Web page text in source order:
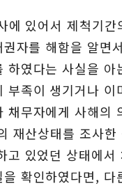
에 있어서 제척기
자를 해함을 알면
하였다는 사실을
부족이 생기거나
채무자에게 사해의
재산상태를 조사
고 있었던 상태에
확인하였다면,